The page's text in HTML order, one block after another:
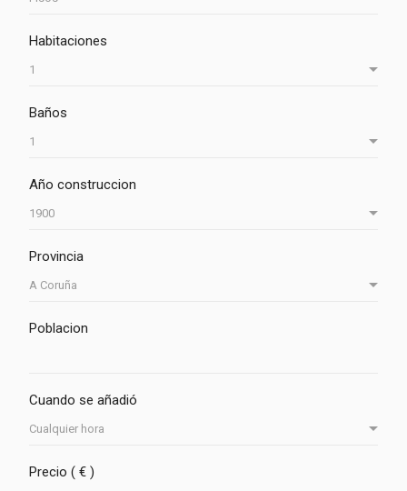
Habitaciones
Baños
Año construccion
Provincia
Poblacion
Cuando se añadió
Precio ( € )